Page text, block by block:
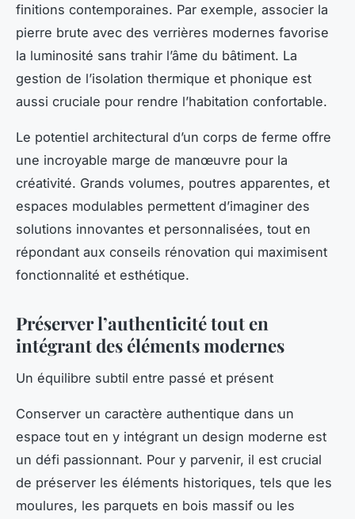
finitions contemporaines. Par exemple, associer la
pierre brute avec des verrières modernes favorise
la luminosité sans trahir l’âme du bâtiment. La
gestion de l’isolation thermique et phonique est
aussi cruciale pour rendre l’habitation confortable.
Le potentiel architectural d’un corps de ferme offre
une incroyable marge de manœuvre pour la
créativité. Grands volumes, poutres apparentes, et
espaces modulables permettent d’imaginer des
solutions innovantes et personnalisées, tout en
répondant aux conseils rénovation qui maximisent
fonctionnalité et esthétique.
Préserver l’authenticité tout en
intégrant des éléments modernes
Un équilibre subtil entre passé et présent
Conserver un caractère authentique dans un
espace tout en y intégrant un design moderne est
un défi passionnant. Pour y parvenir, il est crucial
de préserver les éléments historiques, tels que les
moulures, les parquets en bois massif ou les